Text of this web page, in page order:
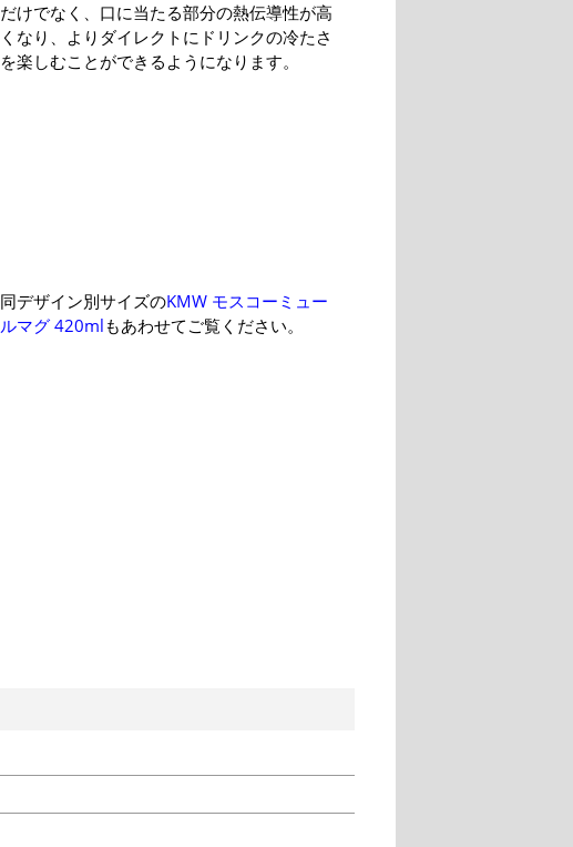
だけでなく、口に当たる部分の熱伝導性が高
くなり、よりダイレクトにドリンクの冷たさ
を楽しむことができるようになります。
同デザイン別サイズのKMW モスコーミュー
ルマグ 420mlもあわせてご覧ください。